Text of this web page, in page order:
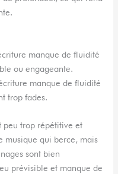
manque de fluidité
ou engageante.
manque de fluidité
trop fades.
peu trop répétitive et
musique qui berce, mais
sont bien
prévisible et manque de